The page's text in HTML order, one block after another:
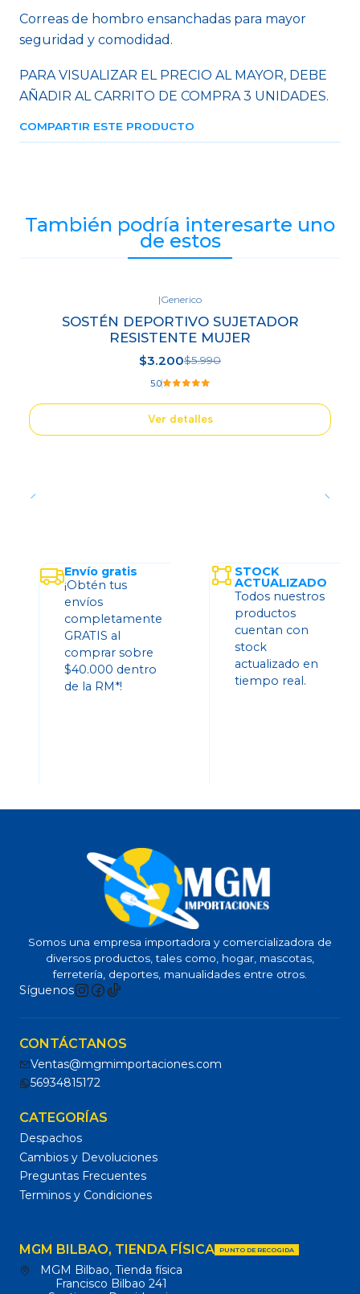
Correas de hombro ensanchadas para mayor
seguridad y comodidad.
PARA VISUALIZAR EL PRECIO AL MAYOR, DEBE
AÑADIR AL CARRITO DE COMPRA 3 UNIDADES.
COMPARTIR ESTE PRODUCTO
También podría interesarte uno
de estos
|Generico
SOSTÉN DEPORTIVO SUJETADOR
RESISTENTE MUJER
$3.200$5.990
5.0
Ver detalles
Envío gratis
¡Obtén tus
envíos
completamente
GRATIS al
comprar sobre
$40.000 dentro
de la RM*!
STOCK
ACTUALIZADO
Todos nuestros
productos
cuentan con
stock
actualizado en
tiempo real.
Somos una empresa importadora y comercializadora de
diversos productos, tales como, hogar, mascotas,
ferretería, deportes, manualidades entre otros.
Síguenos
CONTÁCTANOS
Ventas@mgmimportaciones.com
56934815172
CATEGORÍAS
Despachos
Cambios y Devoluciones
Preguntas Frecuentes
Terminos y Condiciones
MGM BILBAO, TIENDA FÍSICA PUNTO DE RECOGIDA
MGM Bilbao, Tienda física
Francisco Bilbao 241